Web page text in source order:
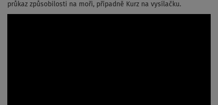
průkaz způsobilosti na moři, případně Kurz na vysílačku.